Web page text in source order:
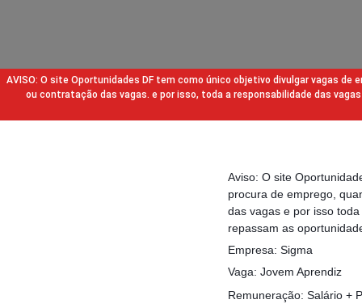
AVISO: O site Oportunidades DF tem como único objetivo divulgar vagas
ou contratação das vagas. e por isso, toda a responsabilidade das
Aviso: O site
procura de emprego,
das vagas e por isso
repassam as
Empresa: Sigma
Vaga: Jovem Aprendiz
Remuneração: Salário +